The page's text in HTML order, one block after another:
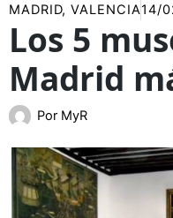
MADRID,VALENCIA14/
Los 5
Madrid
Por MyR